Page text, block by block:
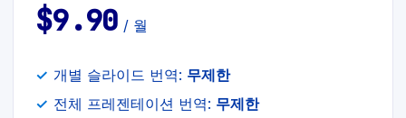
$9.90 / 월
개별 슬라이드 번역: 무제한
전체 프레젠테이션 번역: 무제한